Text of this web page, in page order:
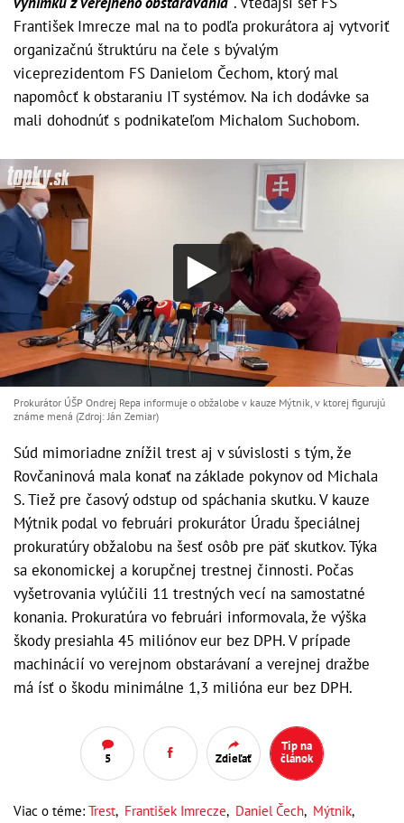
František Imrecze mal na to podľa prokurátora aj vytvoriť
organizačnú štruktúru na čele s bývalým
viceprezidentom FS Danielom Čechom, ktorý mal
napomôcť k obstaraniu IT systémov. Na ich dodávke sa
mali dohodnúť s podnikateľom Michalom Suchobom.
Prokurátor ÚŠP Ondrej Repa informuje o obžalobe v kauze Mýtnik, v ktorej figurujú
známe mená (Zdroj: Ján Zemiar)
Súd mimoriadne znížil trest aj v súvislosti s tým, že
Rovčaninová mala konať na základe pokynov od Michala
S. Tiež pre časový odstup od spáchania skutku. V kauze
Mýtnik podal vo februári prokurátor Úradu špeciálnej
prokuratúry obžalobu na šesť osôb pre päť skutkov. Týka
sa ekonomickej a korupčnej trestnej činnosti. Počas
vyšetrovania vylúčili 11 trestných vecí na samostatné
konania. Prokuratúra vo februári informovala, že výška
škody presiahla 45 miliónov eur bez DPH. V prípade
machinácií vo verejnom obstarávaní a verejnej dražbe
má ísť o škodu minimálne 1,3 milióna eur bez DPH.
5 Zdieľať
Tip na
článok
Viac o téme: Trest, František Imrecze, Daniel Čech, Mýtnik,